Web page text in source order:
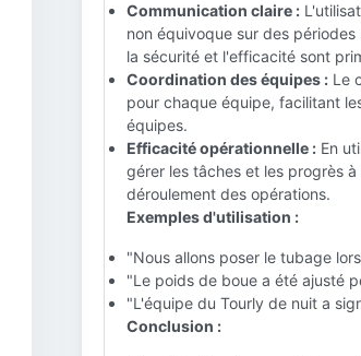
Communication claire :
non équivoque sur des
la sécurité et l'efficacité sont
Coordination des équipes : Le
pour chaque équipe, facilitant
équipes.
Efficacité opérationnelle : En
gérer les tâches et les progrès
déroulement des opérations.
Exemples d'utilisation :
"Nous allons poser le tubage
"Le poids de boue a été ajusté
"L'équipe du Tourly de nuit a
Conclusion :